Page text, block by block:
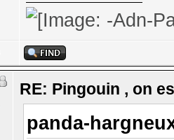
RE: Pingouin , on
panda-